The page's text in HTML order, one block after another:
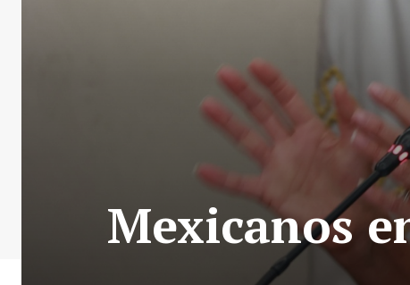
Mexicanos